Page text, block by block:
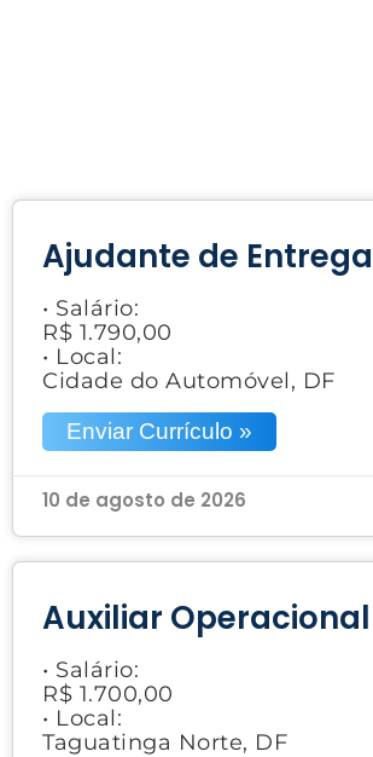
Ajudante de Entrega
• Salário:
R$ 1.790,00
• Local:
Cidade do Automóvel, DF
Enviar Currículo »
10 de agosto de 2026
Auxiliar Operacional
• Salário:
R$ 1.700,00
• Local:
Taguatinga Norte, DF